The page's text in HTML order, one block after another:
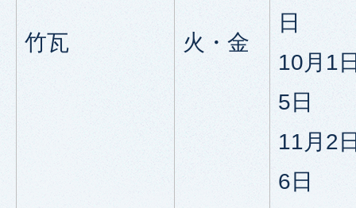
竹瓦 火・金
日
10月1
5日
11月2
6日